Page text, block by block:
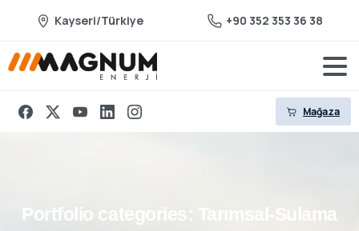
Kayseri/Türkiye +90 352 353 36 38
Mağaza
Portfolio categories: Tarımsal-Sulama